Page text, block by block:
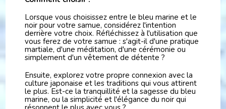
Lorsque vous choisissez entre le bleu marine et le
noir pour votre samue, considérez l'intention
derrière votre choix. Réfléchissez à l'utilisation que
vous ferez de votre samue : s'agit-il d'une pratique
martiale, d'une méditation, d'une cérémonie ou
simplement d'un vêtement de détente ?
Ensuite, explorez votre propre connexion avec la
culture japonaise et les traditions qui vous attirent
le plus. Est-ce la tranquillité et la sagesse du bleu
marine, ou la simplicité et l'élégance du noir qui